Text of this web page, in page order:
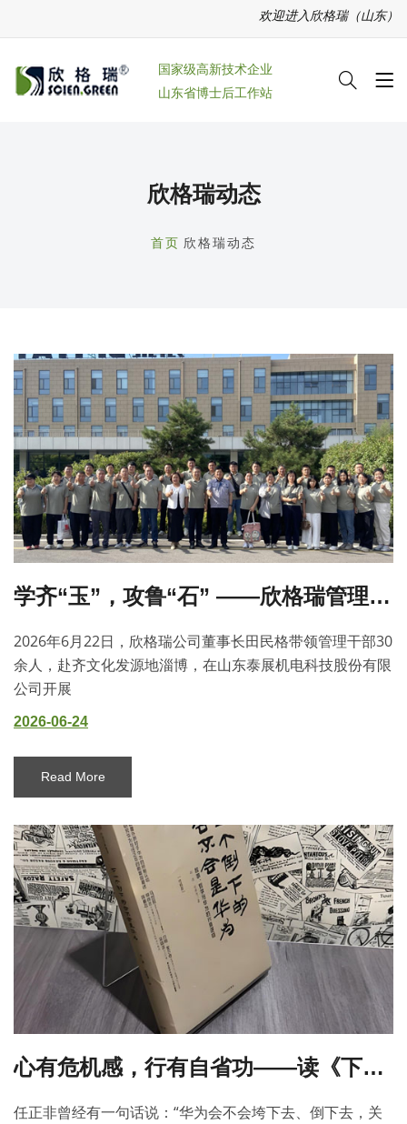
欢迎进入欣格瑞（山东）环境科技有
国家级高新技术企业
山东省博士后工作站
欣格瑞动态
首页 欣格瑞动态
学齐“玉”，攻鲁“石” ——欣格瑞管理干部走进泰展机电研学交流
2026年6月22日，欣格瑞公司董事长田民格带领管理干部30
余人，赴齐文化发源地淄博，在山东泰展机电科技股份有限
公司开展
2026-06-24
Read More
心有危机感，行有自省功——读《下一个倒下的会不会是华为》有感
任正非曾经有一句话说：“华为会不会垮下去、倒下去，关